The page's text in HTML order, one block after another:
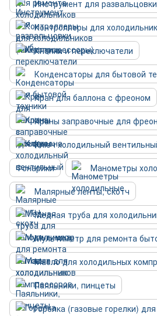
Инструмент для
Кнопки и переключатели
Конденсаторы для бытовой
Кран для баллона с фреоном
Краны заправочные для
Ключ холодильный
Фонарики
Манометры
Малярные ленты, скотч
Медная труба для
Мультиметр для ремонта
Масло для холодильных
Паяльники, пинцеты
Горелка (газовые горелки)